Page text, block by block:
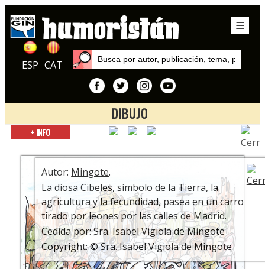
ESP CAT
DIBUJO
Inicio
Mingote, un clásico popular
+ INFO
Autor: Mingote.
La diosa Cibeles, símbolo de la Tierra, la
agricultura y la fecundidad, pasea en un carro
tirado por leones por las calles de Madrid.
Cedida por: Sra. Isabel Vigiola de Mingote
Copyright: © Sra. Isabel Vigiola de Mingote